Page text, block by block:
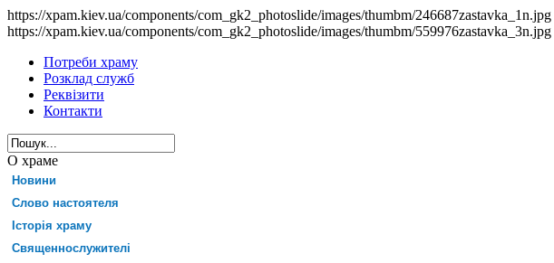
https://xpam.kiev.ua/components/com_gk2_photoslide/images/thumbm/246687zastavka_1n.jpg
https://xpam.kiev.ua/components/com_gk2_photoslide/images/thumbm/559976zastavka_3n.jpg
Потреби храму
Розклад служб
Реквізити
Контакти
О храме
Новини
Слово настоятеля
Історія храму
Священнослужителі